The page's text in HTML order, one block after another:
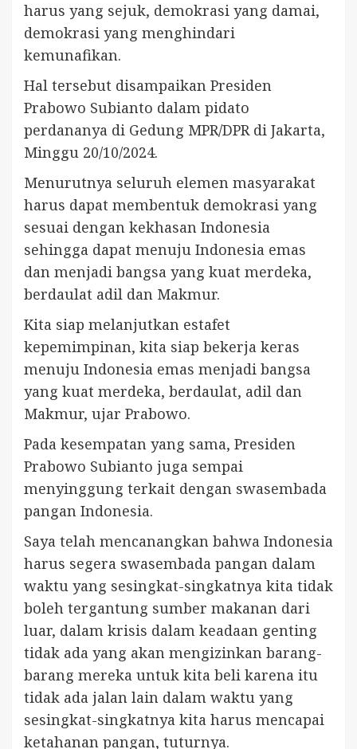
harus yang sejuk, demokrasi yang damai,
demokrasi yang menghindari
kemunafikan.
Hal tersebut disampaikan Presiden
Prabowo Subianto dalam pidato
perdananya di Gedung MPR/DPR di Jakarta,
Minggu 20/10/2024.
Menurutnya seluruh elemen masyarakat
harus dapat membentuk demokrasi yang
sesuai dengan kekhasan Indonesia
sehingga dapat menuju Indonesia emas
dan menjadi bangsa yang kuat merdeka,
berdaulat adil dan Makmur.
Kita siap melanjutkan estafet
kepemimpinan, kita siap bekerja keras
menuju Indonesia emas menjadi bangsa
yang kuat merdeka, berdaulat, adil dan
Makmur, ujar Prabowo.
Pada kesempatan yang sama, Presiden
Prabowo Subianto juga sempai
menyinggung terkait dengan swasembada
pangan Indonesia.
Saya telah mencanangkan bahwa Indonesia
harus segera swasembada pangan dalam
waktu yang sesingkat-singkatnya kita tidak
boleh tergantung sumber makanan dari
luar, dalam krisis dalam keadaan genting
tidak ada yang akan mengizinkan barang-
barang mereka untuk kita beli karena itu
tidak ada jalan lain dalam waktu yang
sesingkat-singkatnya kita harus mencapai
ketahanan pangan, tuturnya.